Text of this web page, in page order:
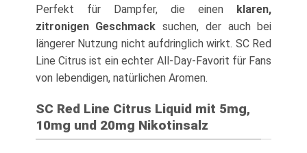
Perfekt für Dampfer, die einen klaren,
zitronigen Geschmack suchen, der auch bei
längerer Nutzung nicht aufdringlich wirkt. SC Red
Line Citrus ist ein echter All-Day-Favorit für Fans
von lebendigen, natürlichen Aromen.
SC Red Line Citrus Liquid mit 5mg,
10mg und 20mg Nikotinsalz